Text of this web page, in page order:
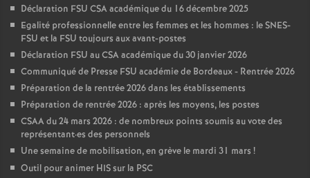
Déclaration FSU CSA académique du 16 décembre 2025
Egalité professionnelle entre les femmes et les hommes : le SNES-
FSU et la FSU toujours aux avant-postes
Déclaration FSU au CSA académique du 30 janvier 2026
Communiqué de Presse FSU académie de Bordeaux - Rentrée 2026
Préparation de la rentrée 2026 dans les établissements
Préparation de rentrée 2026 : après les moyens, les postes
CSAA du 24 mars 2026 : de nombreux points soumis au vote des
représentant·es des personnels
Une semaine de mobilisation, en grève le mardi 31 mars !
Outil pour animer HIS sur la PSC